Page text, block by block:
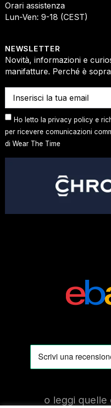
Orari assistenza
Lun-Ven: 9-18 (CEST)
NEWSLETTER
Novità, informazioni e
manifatture. Perché è
Ho letto la privacy policy e
per ricevere comunicazioni
di Wear The Time
o leggi quelle